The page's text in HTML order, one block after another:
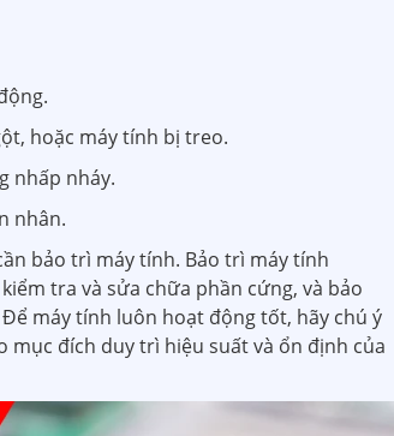
hoặc máy tính bị treo.
nhấp nháy.
nhân.
bảo trì máy tính. Bảo trì máy tính
tra và sửa chữa phần cứng, và bảo
máy tính luôn hoạt động tốt, hãy chú ý
đích duy trì hiệu suất và ổn định của